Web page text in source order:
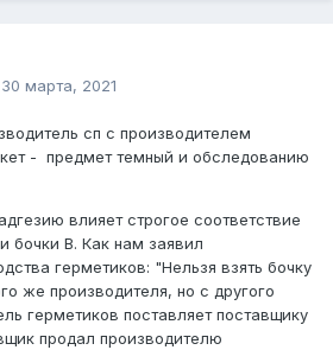
30 марта, 2021
сп с производителем
- предмет темный и обследованию
влияет строгое соответствие
бочки В. Как нам заявил
герметиков: "Нельзя взять бочку
же производителя, но с другого
герметиков поставляет поставщику
продал производителю